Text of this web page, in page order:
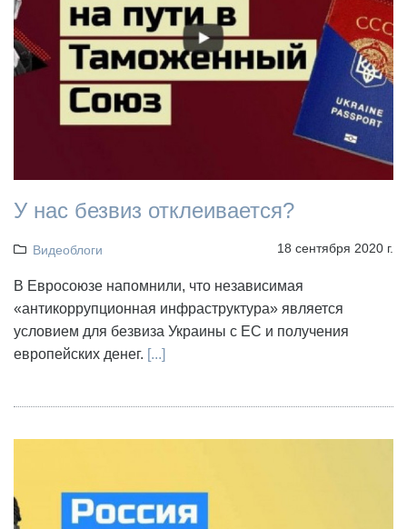
У нас безвиз отклеивается?
Видеоблоги 18 сентября 2020 г.
В Евросоюзе напомнили, что независимая
«антикоррупционная инфраструктура» является
условием для безвиза Украины с ЕС и получения
европейских денег. [...]